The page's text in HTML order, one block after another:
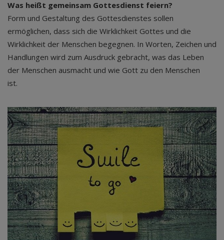
Was heißt gemeinsam Gottesdienst feiern?
Form und Gestaltung des Gottesdienstes sollen
ermöglichen, dass sich die Wirklichkeit Gottes und die
Wirklichkeit der Menschen begegnen. In Worten, Zeichen und
Handlungen wird zum Ausdruck gebracht, was das Leben
der Menschen ausmacht und wie Gott zu den Menschen
ist.